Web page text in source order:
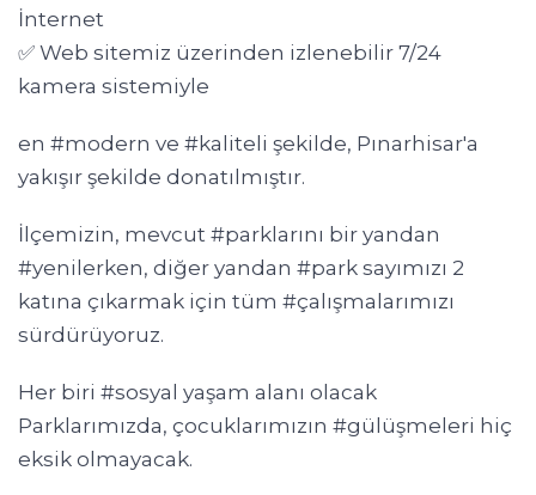
İnternet
✅ Web sitemiz üzerinden izlenebilir 7/24
kamera sistemiyle
en #modern ve #kaliteli şekilde, Pınarhisar'a
yakışır şekilde donatılmıştır.
İlçemizin, mevcut #parklarını bir yandan
#yenilerken, diğer yandan #park sayımızı 2
katına çıkarmak için tüm #çalışmalarımızı
sürdürüyoruz.
Her biri #sosyal yaşam alanı olacak
Parklarımızda, çocuklarımızın #gülüşmeleri hiç
eksik olmayacak.